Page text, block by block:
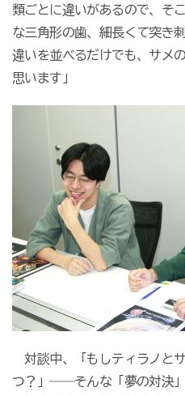
類ごとに違いがあるので、そ
な三角形の歯、細長くて突き
違いを並べるだけでも、サメ
思います」
対談中、「もしティラノと
つ？」――そんな「夢の対決」